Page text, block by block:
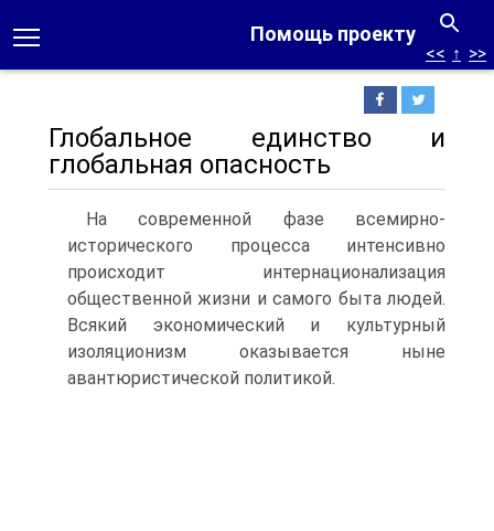
Помощь проекту
<< ↑ >>
Глобальное единство и
глобальная опасность
На современной фазе всемирно-
исторического процесса интенсивно
происходит интернационализация
общественной жизни и самого быта людей.
Всякий экономический и культурный
изоляционизм оказывается ныне
авантюристической политикой.